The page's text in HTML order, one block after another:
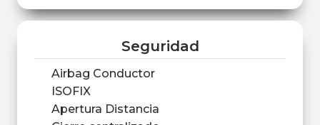
Seguridad
Airbag Conductor
ISOFIX
Apertura Distancia